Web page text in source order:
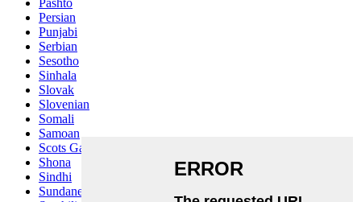
Pashto
Persian
Punjabi
Serbian
Sesotho
Sinhala
Slovak
Slovenian
Somali
Samoan
Scots Gaelic
Shona
Sindhi
Sundanese